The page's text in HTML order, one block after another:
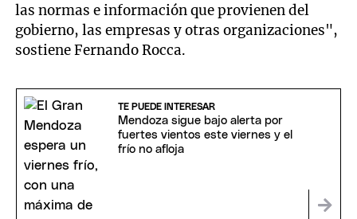
las normas e información que provienen del
gobierno, las empresas y otras organizaciones",
sostiene Fernando Rocca.
TE PUEDE INTERESAR
Mendoza sigue bajo alerta por
fuertes vientos este viernes y el
frío no afloja